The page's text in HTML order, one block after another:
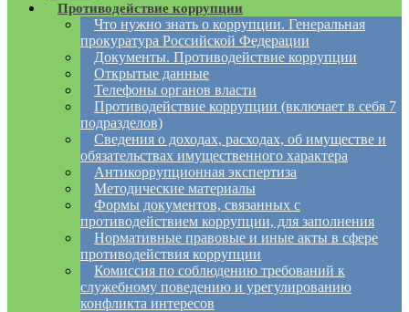
Противодействие коррупции
Что нужно знать о коррупции. Генеральная
прокуратура Российской Федерации
Документы. Противодействие коррупции
Открытые данные
Телефоны органов власти
Противодействие коррупции (включает в себя 7
подразделов)
Сведения о доходах, расходах, об имуществе и
обязательствах имущественного характера
Антикоррупционная экспертиза
Методические материалы
Формы документов, связанных с
противодействием коррупции, для заполнения
Нормативные правовые и иные акты в сфере
противодействия коррупции
Комиссия по соблюдению требований к
служебному поведению и урегулированию
конфликта интересов